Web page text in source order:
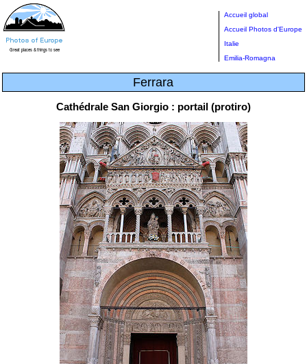
Accueil global
Accueil Photos d'Europe
Italie
Emilia-Romagna
Ferrara
Cathédrale San Giorgio : portail (protiro)